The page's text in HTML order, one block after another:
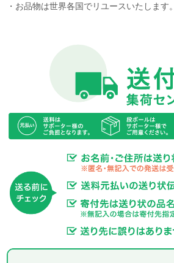
・お品物は世界各国でリユースいたします。